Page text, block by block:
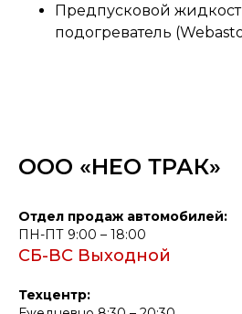
Предпусковой
подогреватель
ООО «НЕО ТРАК»
Отдел продаж автомобилей:
ПН-ПТ 9:00 – 18:00
СБ-ВС Выходной
Техцентр: